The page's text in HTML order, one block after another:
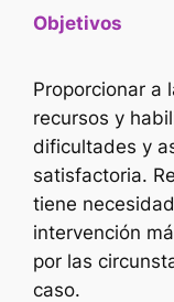
Objetivos
Proporcionar a
recursos y
dificultades y
satisfactoria.
tiene
intervención
por las
caso.